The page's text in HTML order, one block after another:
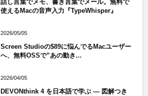
話し言葉でメモ、書き言葉でメール。無料で
使えるMacの音声入力『TypeWhisper』
2026/05/05
Screen Studioの$89に悩んでるMacユーザー
へ、無料OSSで”あの動き...
2026/04/05
DEVONthink 4 を日本語で学ぶ — 図解つき